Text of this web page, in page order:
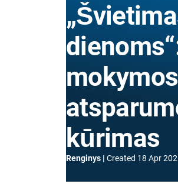
kūrimas
Renginys Created 18 Apr